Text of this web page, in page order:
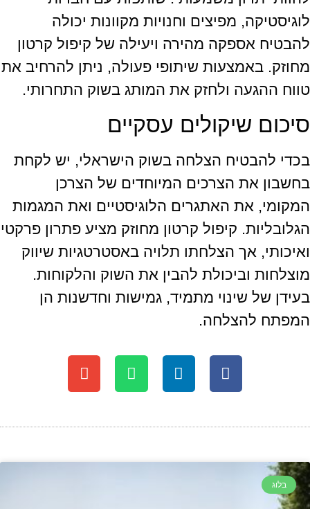
לוגיסטיקה, מפיצים וחנויות מקוונות יכולה
להבטיח אספקה מהירה ויעילה של קיפול קרטון
מחוזק. באמצעות שיתופי פעולה, ניתן להרחיב את
טווח ההגעה ולחזק את המותג בשוק התחרותי.
סיכום שיקולים עסקיים
בכדי להבטיח הצלחה בשוק הישראלי, יש לקחת
בחשבון את הצרכים המיוחדים של הצרכן
המקומי, את האתגרים הלוגיסטיים ואת המגמות
הגלובליות. קיפול קרטון מחוזק מציע פתרון פרקטי
ואיכותי, אך הצלחתו תלויה באסטרטגיות שיווק
מוצלחות וביכולת להבין את השוק והלקוחות.
בעידן של שינוי מתמיד, גמישות וחדשנות הן
המפתח להצלחה.
בלוג